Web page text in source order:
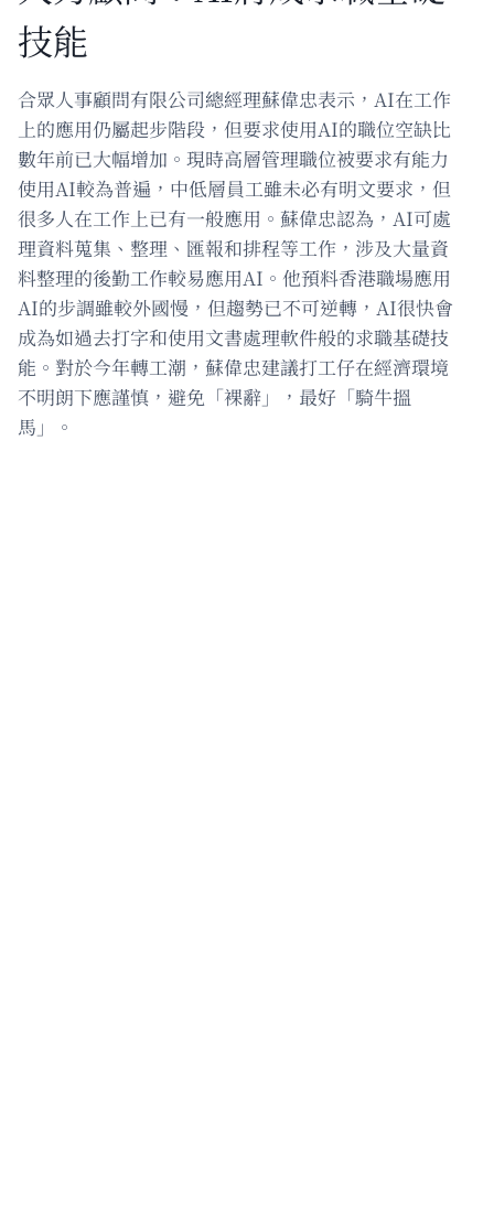
技能
合眾人事顧問有限公司總經理蘇偉忠表示，AI在工作
上的應用仍屬起步階段，但要求使用AI的職位空缺比
數年前已大幅增加。現時高層管理職位被要求有能力
使用AI較為普遍，中低層員工雖未必有明文要求，但
很多人在工作上已有一般應用。蘇偉忠認為，AI可處
理資料蒐集、整理、匯報和排程等工作，涉及大量資
料整理的後勤工作較易應用AI。他預料香港職場應用
AI的步調雖較外國慢，但趨勢已不可逆轉，AI很快會
成為如過去打字和使用文書處理軟件般的求職基礎技
能。對於今年轉工潮，蘇偉忠建議打工仔在經濟環境
不明朗下應謹慎，避免「裸辭」，最好「騎牛搵
馬」。